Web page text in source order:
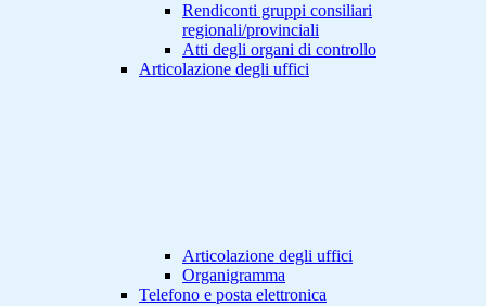
Rendiconti gruppi consiliari
regionali/provinciali
Atti degli organi di controllo
Articolazione degli uffici
Articolazione degli uffici
Organigramma
Telefono e posta elettronica